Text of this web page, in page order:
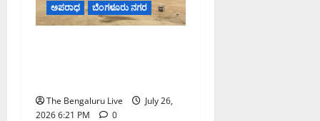
ಅಪರಾಧ ಬೆಂಗಳೂರು ನಗರ
The Bengaluru Live
July 26,
2026 6:21 PM
0